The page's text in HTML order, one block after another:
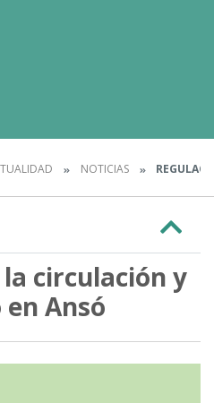
NOTICIAS
circulación y
Ansó